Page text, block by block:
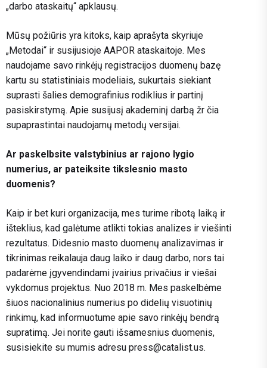
„darbo ataskaitų“ apklausų.
Mūsų požiūris yra kitoks, kaip aprašyta skyriuje
„Metodai“ ir susijusioje AAPOR ataskaitoje. Mes
naudojame savo rinkėjų registracijos duomenų bazę
kartu su statistiniais modeliais, sukurtais siekiant
suprasti šalies demografinius rodiklius ir partinį
pasiskirstymą. Apie susijusį akademinį darbą žr čia
supaprastintai naudojamų metodų versijai.
Ar paskelbsite valstybinius ar rajono lygio
numerius, ar pateiksite tikslesnio masto
duomenis?
Kaip ir bet kuri organizacija, mes turime ribotą laiką ir
išteklius, kad galėtume atlikti tokias analizes ir viešinti
rezultatus. Didesnio masto duomenų analizavimas ir
tikrinimas reikalauja daug laiko ir daug darbo, nors tai
padarėme įgyvendindami įvairius privačius ir viešai
vykdomus projektus. Nuo 2018 m. Mes paskelbėme
šiuos nacionalinius numerius po didelių visuotinių
rinkimų, kad informuotume apie savo rinkėjų bendrą
supratimą. Jei norite gauti išsamesnius duomenis,
susisiekite su mumis adresu press@catalist.us.